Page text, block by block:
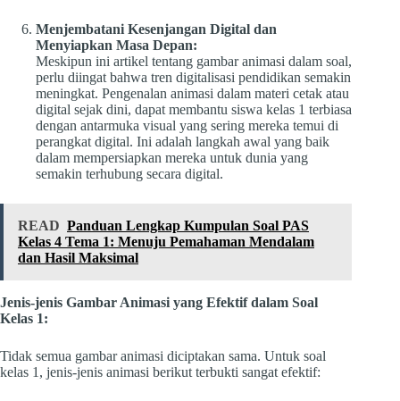
Menjembatani Kesenjangan Digital dan
Menyiapkan Masa Depan:
Meskipun ini artikel tentang gambar animasi dalam soal,
perlu diingat bahwa tren digitalisasi pendidikan semakin
meningkat. Pengenalan animasi dalam materi cetak atau
digital sejak dini, dapat membantu siswa kelas 1 terbiasa
dengan antarmuka visual yang sering mereka temui di
perangkat digital. Ini adalah langkah awal yang baik
dalam mempersiapkan mereka untuk dunia yang
semakin terhubung secara digital.
READ Panduan Lengkap Kumpulan Soal PAS
Kelas 4 Tema 1: Menuju Pemahaman Mendalam
dan Hasil Maksimal
Jenis-jenis Gambar Animasi yang Efektif dalam Soal
Kelas 1:
Tidak semua gambar animasi diciptakan sama. Untuk soal
kelas 1, jenis-jenis animasi berikut terbukti sangat efektif: